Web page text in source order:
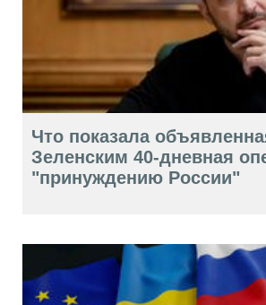
Что показала
Зеленским 40-дневная
"принуждению России"